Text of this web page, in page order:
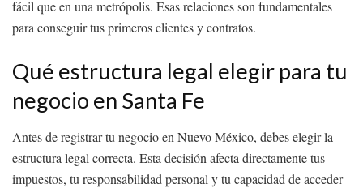
fácil que en una metrópolis. Esas relaciones son fundamentales
para conseguir tus primeros clientes y contratos.
Qué estructura legal elegir para tu
negocio en Santa Fe
Antes de registrar tu negocio en Nuevo México, debes elegir la
estructura legal correcta. Esta decisión afecta directamente tus
impuestos, tu responsabilidad personal y tu capacidad de acceder